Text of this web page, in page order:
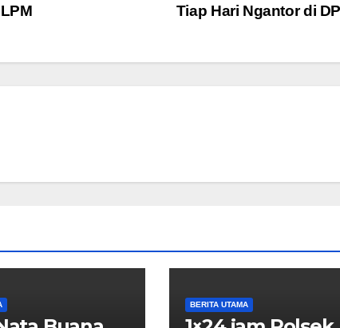
Tiap Hari Ngantor di
BERITA UTAMA